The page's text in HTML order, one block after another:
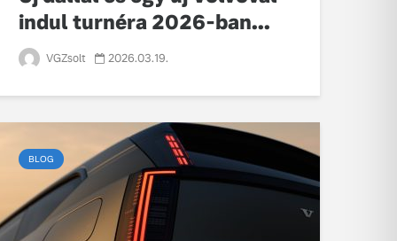
indul turnéra 2026-ban...
VGZsolt 2026.03.19.
BLOG